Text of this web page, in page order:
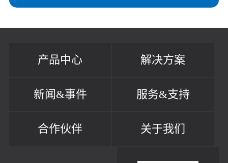
产品中心 解决方案
新闻&事件 服务&支持
合作伙伴 关于我们